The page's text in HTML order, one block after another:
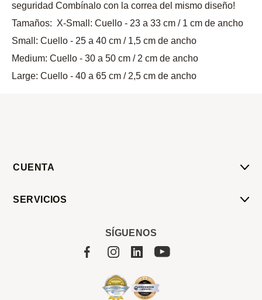
seguridad Combínalo con la correa del mismo diseño!
Tamaños: X-Small: Cuello - 23 a 33 cm / 1 cm de ancho
Small: Cuello - 25 a 40 cm / 1,5 cm de ancho
Medium: Cuello - 30 a 50 cm / 2 cm de ancho
Large: Cuello - 40 a 65 cm / 2,5 cm de ancho
CUENTA
SERVICIOS
SÍGUENOS